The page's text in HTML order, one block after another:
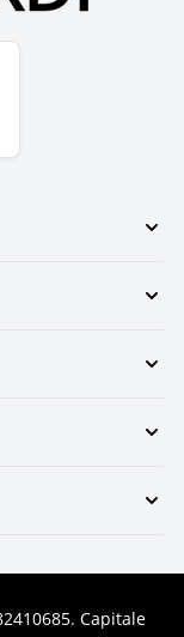
Capitale